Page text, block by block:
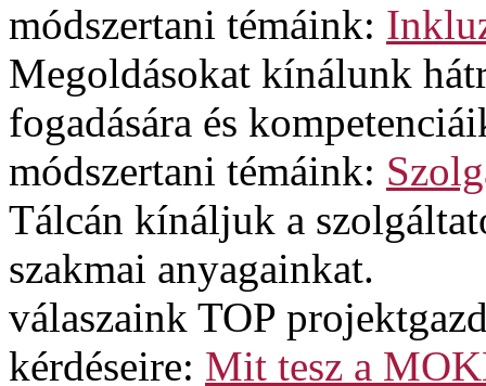
módszertani témáink:
Megoldásokat kínálunk
fogadására és
módszertani témáink:
Tálcán kínáljuk a
szakmai anyagainkat.
válaszaink TOP
kérdéseire: Mit tesz a